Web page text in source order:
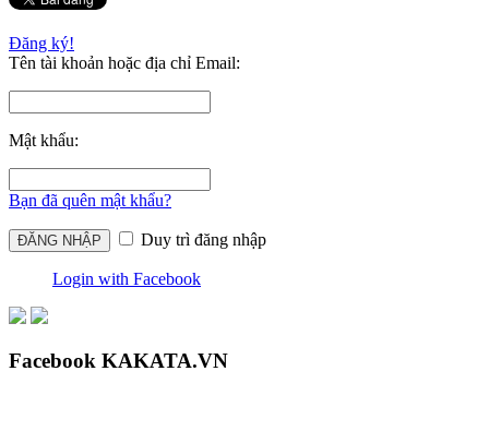
Đăng ký!
Tên tài khoản hoặc địa chỉ Email:
Mật khẩu:
Bạn đã quên mật khẩu?
Duy trì đăng nhập
Login with Facebook
Facebook KAKATA.VN